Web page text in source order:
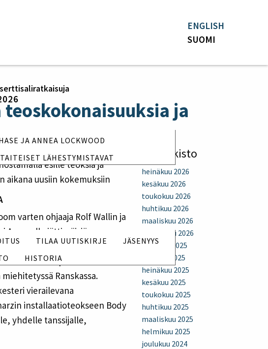
JA ANNEA LOCKWOOD
LÄHESTYMISTAVAT
TILAA UUTISKIRJE
JÄSENYYS
HISTORIA
ENGLISH
SUOMI
ja
esille teoksia ja
uusiin kokemuksiin
varten ohjaaja Rolf Wallin ja
Areenalle jättimäisiä
vieraileva Heiner Goebbels on
I Have Seen perustui
Ranskassa.
vierailevana
installaatioteokseen Body
yhdelle tanssijalle,
Uutisarkisto
heinäkuu 2026
kesäkuu 2026
toukokuu 2026
huhtikuu 2026
maaliskuu 2026
tammikuu 2026
joulukuu 2025
lokakuu 2025
heinäkuu 2025
kesäkuu 2025
toukokuu 2025
huhtikuu 2025
maaliskuu 2025
helmikuu 2025
joulukuu 2024